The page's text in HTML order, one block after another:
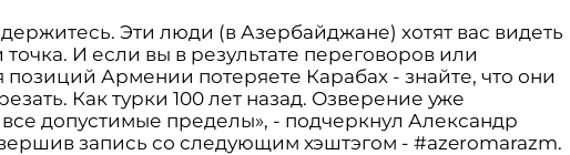
Эти люди (в Азербайджане) хотят вас видеть
И если вы в результате переговоров или
позиций Армении потеряете Карабах - знайте, что они
Как турки 100 лет назад. Озверение уже
допустимые пределы», - подчеркнул Александр
запись со следующим хэштэгом - #azeromarazm.